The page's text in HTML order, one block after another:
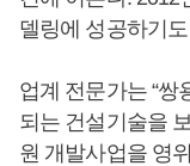
델링에 성공하기
업계 전문가는 “
되는 건설기술을
원 개발사업을 영